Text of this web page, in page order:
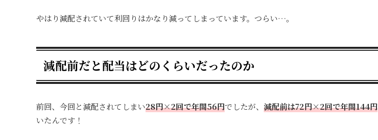
やはり減配されていて利回りはかなり減ってしまっています。つらい…。
減配前だと配当はどのくらいだったのか
前回、今回と減配されてしまい28円×2回で年間56円でしたが、 減配前は72円×2回で年間144円
いたんです！